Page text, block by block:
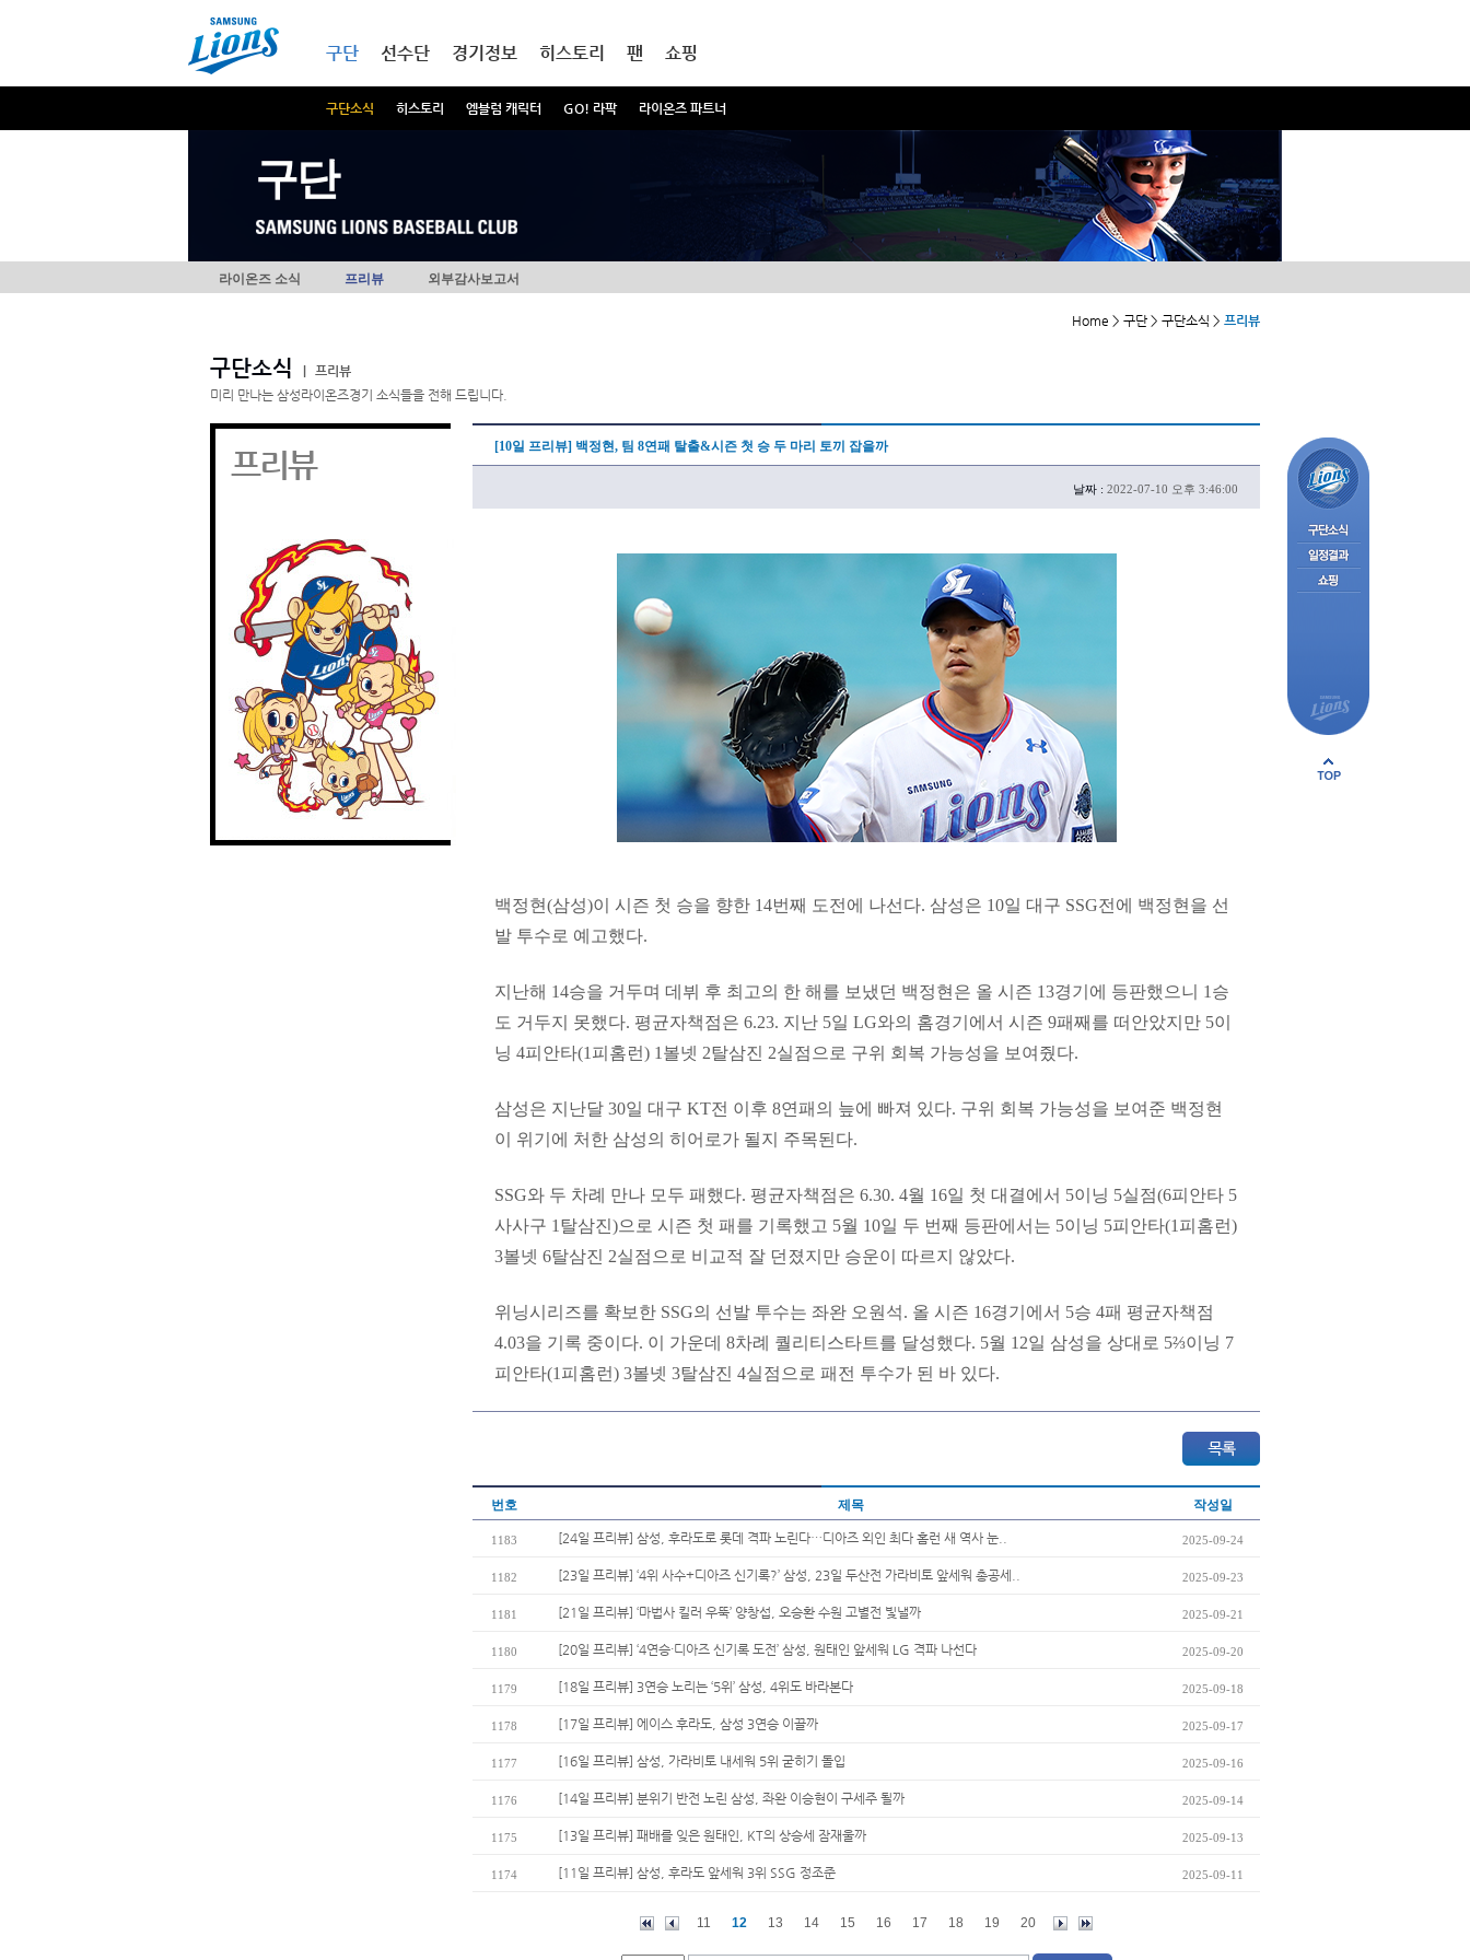
구단
구단소식 히스토리 엠블럼 캐릭터 GO! 라팍 라이온즈 파트너
선수단 경기정보 히스토리 팬 쇼핑
구단
라이온즈 소식 프리뷰 외부감사보고서
Home > 구단 > 구단소식 > 프리뷰
구단소식
프리뷰
미리 만나는 삼성라이온즈경기 소식들을 전해 드립니다.
프리뷰 [10일 프리뷰] 백정현, 팀 8연패 탈출&시즌 첫 승 두 마리 토끼 잡을까
날짜 : 2022-07-10 오후 3:46:00
백정현(삼성)이 시즌 첫 승을 향한 14번째 도전에 나선다. 삼성은 10일 대구 SSG전에 백정현을 선
발 투수로 예고했다.
지난해 14승을 거두며 데뷔 후 최고의 한 해를 보냈던 백정현은 올 시즌 13경기에 등판했으니 1승
도 거두지 못했다. 평균자책점은 6.23. 지난 5일 LG와의 홈경기에서 시즌 9패째를 떠안았지만 5이
닝 4피안타(1피홈런) 1볼넷 2탈삼진 2실점으로 구위 회복 가능성을 보여줬다.
삼성은 지난달 30일 대구 KT전 이후 8연패의 늪에 빠져 있다. 구위 회복 가능성을 보여준 백정현
이 위기에 처한 삼성의 히어로가 될지 주목된다.
SSG와 두 차례 만나 모두 패했다. 평균자책점은 6.30. 4월 16일 첫 대결에서 5이닝 5실점(6피안타 5
사사구 1탈삼진)으로 시즌 첫 패를 기록했고 5월 10일 두 번째 등판에서는 5이닝 5피안타(1피홈런)
3볼넷 6탈삼진 2실점으로 비교적 잘 던졌지만 승운이 따르지 않았다.
위닝시리즈를 확보한 SSG의 선발 투수는 좌완 오원석. 올 시즌 16경기에서 5승 4패 평균자책점
4.03을 기록 중이다. 이 가운데 8차례 퀄리티스타트를 달성했다. 5월 12일 삼성을 상대로 5⅔이닝 7
피안타(1피홈런) 3볼넷 3탈삼진 4실점으로 패전 투수가 된 바 있다.
번호 제목 작성일
1183 [24일 프리뷰] 삼성, 후라도로 롯데 격파 노린다…디아즈 외인 최다 홈런 새 역사 눈.. 2025-09-24
1182 [23일 프리뷰] ‘4위 사수+디아즈 신기록?’ 삼성, 23일 두산전 가라비토 앞세워 총공세.. 2025-09-23
1181 [21일 프리뷰] ‘마법사 킬러 우뚝’ 양창섭, 오승환 수원 고별전 빛낼까 2025-09-21
1180 [20일 프리뷰] ‘4연승·디아즈 신기록 도전’ 삼성, 원태인 앞세워 LG 격파 나선다 2025-09-20
1179 [18일 프리뷰] 3연승 노리는 ‘5위’ 삼성, 4위도 바라본다 2025-09-18
1178 [17일 프리뷰] 에이스 후라도, 삼성 3연승 이끌까 2025-09-17
1177 [16일 프리뷰] 삼성, 가라비토 내세워 5위 굳히기 돌입 2025-09-16
1176 [14일 프리뷰] 분위기 반전 노린 삼성, 좌완 이승현이 구세주 될까 2025-09-14
1175 [13일 프리뷰] 패배를 잊은 원태인, KT의 상승세 잠재울까 2025-09-13
1174 [11일 프리뷰] 삼성, 후라도 앞세워 3위 SSG 정조준 2025-09-11
11 12 13 14 15 16 17 18 19 20